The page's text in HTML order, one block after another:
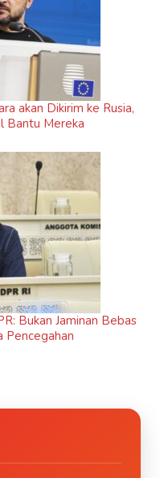
akan Dikirim ke Rusia,
Bantu Mereka
Bukan Jaminan Bebas
Pencegahan